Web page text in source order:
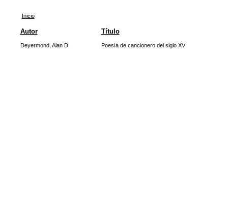
Inicio
Autor Título
Deyermond, Alan D. Poesía de cancionero del siglo XV